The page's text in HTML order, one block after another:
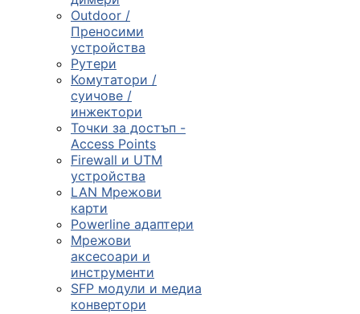
Outdoor /
Преносими
устройства
Рутери
Комутатори /
суичове /
инжектори
Точки за достъп -
Access Points
Firewall и UTM
устройства
LAN Мрежови
карти
Powerline адаптери
Мрежови
аксесоари и
инструменти
SFP модули и медиа
конвертори